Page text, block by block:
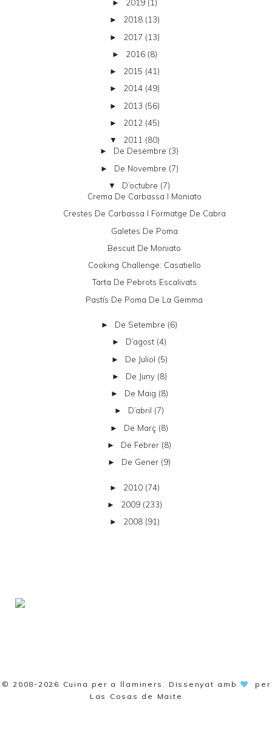
► 2019 (1)
► 2018 (13)
► 2017 (13)
► 2016 (8)
► 2015 (41)
► 2014 (49)
► 2013 (56)
► 2012 (45)
▼ 2011 (80)
► De Desembre (3)
► De Novembre (7)
▼ D’octubre (7)
Crema De Carbassa I Moniato
Crestes De Carbassa I Formatge De Cabra
Galetes De Poma
Bescuit De Moniato
Cooking Challenge: Casatiello
Tarta De Pebrots Escalivats
Pastís De Poma De La Gemma
► De Setembre (6)
► D’agost (4)
► De Juliol (5)
► De Juny (8)
► De Maig (8)
► D’abril (7)
► De Març (8)
► De Febrer (8)
► De Gener (9)
► 2010 (74)
► 2009 (233)
► 2008 (91)
© 2008-2026 Cuina per a llaminers . Dissenyat amb
per
Las Cosas de Maite